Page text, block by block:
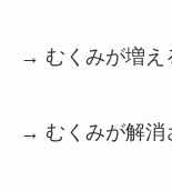
→ むくみが増え
→ むくみが解消